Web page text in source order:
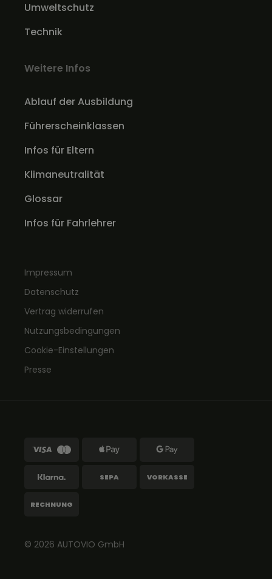
Umweltschutz
Technik
Weitere Infos
Ablauf der Ausbildung
Führerscheinklassen
Infos für Eltern
Klimaneutralität
Glossar
Infos für Fahrlehrer
Impressum
Datenschutz
Vertrag widerrufen
Nutzungsbedingungen
Cookie-Einstellungen
Presse
© 2026 AUTOVIO GmbH
SEPA VORKASSE
RECHNUNG